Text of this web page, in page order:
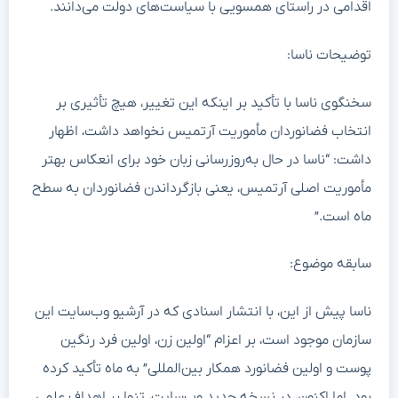
اقدامی در راستای همسویی با سیاست‌های دولت می‌دانند.
توضیحات ناسا:
سخنگوی ناسا با تأکید بر اینکه این تغییر، هیچ تأثیری بر
انتخاب فضانوردان مأموریت آرتمیس نخواهد داشت، اظهار
داشت: “ناسا در حال به‌روزرسانی زبان خود برای انعکاس بهتر
مأموریت اصلی آرتمیس، یعنی بازگرداندن فضانوردان به سطح
ماه است.”
سابقه موضوع:
ناسا پیش از این، با انتشار اسنادی که در آرشیو وب‌سایت این
سازمان موجود است، بر اعزام “اولین زن، اولین فرد رنگین
پوست و اولین فضانورد همکار بین‌المللی” به ماه تأکید کرده